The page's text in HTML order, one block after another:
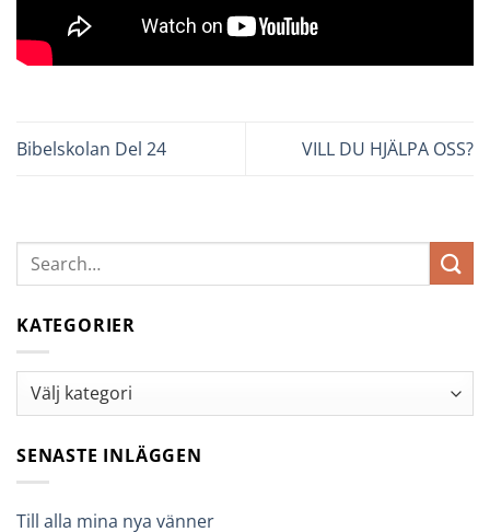
Bibelskolan Del 24 VILL DU HJÄLPA OSS?
KATEGORIER
Kategorier
SENASTE INLÄGGEN
Till alla mina nya vänner